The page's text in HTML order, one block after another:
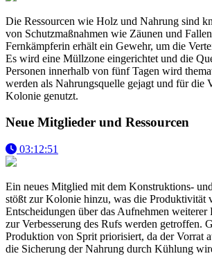
Die Ressourcen wie Holz und Nahrung sind
von Schutzmaßnahmen wie Zäunen und
Fernkämpferin erhält ein Gewehr, um die
Es wird eine Müllzone eingerichtet und die
Personen innerhalb von fünf Tagen wird
werden als Nahrungsquelle gejagt und für die
Kolonie genutzt.
Neue Mitglieder und Ressourcen
03:12:51
Ein neues Mitglied mit dem Konstruktions-
stößt zur Kolonie hinzu, was die Produktivität
Entscheidungen über das Aufnehmen weiterer
zur Verbesserung des Rufs werden getroffen.
Produktion von Sprit priorisiert, da der Vorrat
die Sicherung der Nahrung durch Kühlung